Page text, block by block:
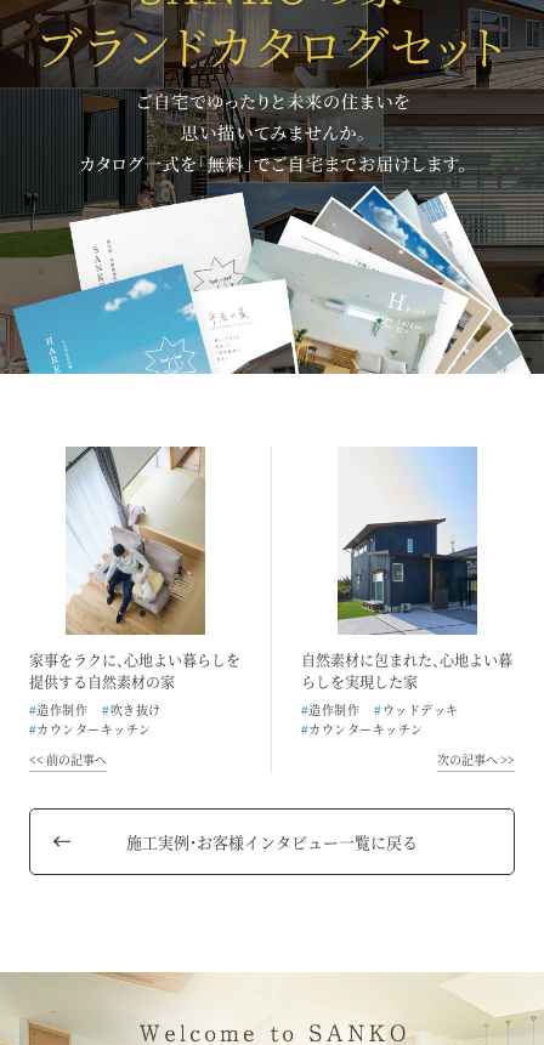
家事をラクに、心地よい暮らしを
提供する自然素材の家
#造作制作 #吹き抜け
#カウンターキッチン
#シューズクローク
#造作家具 #駐車場3台以上
前の記事へ
自然素材に包まれた、心地よい暮
らしを実現した家
#造作制作 #ウッドデッキ
#カウンターキッチン
二階建て
#一枚板 #土間収納 #4人家族
次の記事へ
施工実例・お客様インタビュー一覧に戻る